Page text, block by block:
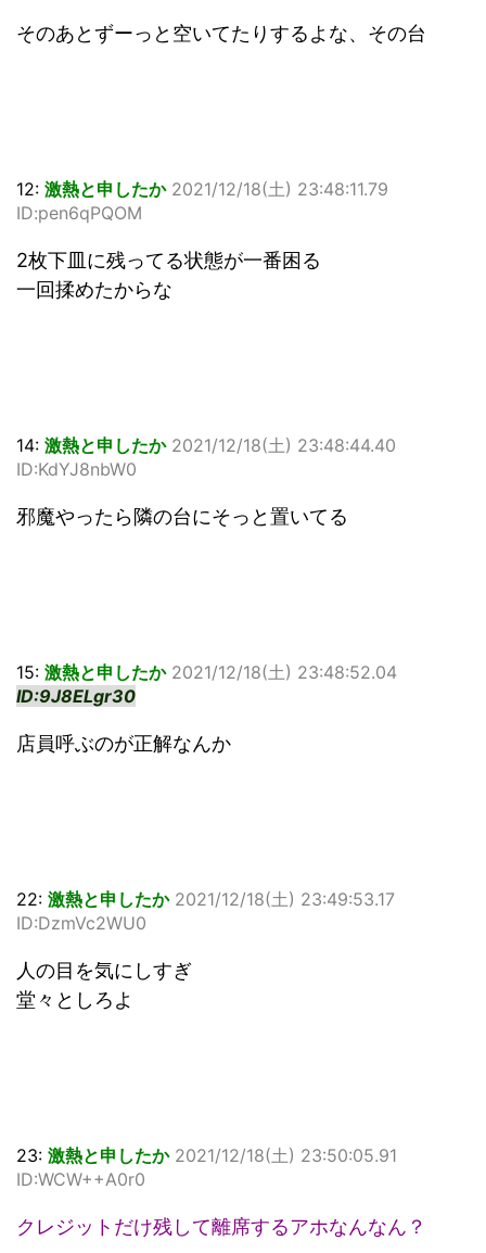
そのあとずーっと空いてたりするよな、その台
12: 激熱と申したか 2021/12/18(土) 23:48:11.79
ID:pen6qPQOM
2枚下皿に残ってる状態が一番困る
一回揉めたからな
14: 激熱と申したか 2021/12/18(土) 23:48:44.40
ID:KdYJ8nbW0
邪魔やったら隣の台にそっと置いてる
15: 激熱と申したか 2021/12/18(土) 23:48:52.04
ID:9J8ELgr30
店員呼ぶのが正解なんか
22: 激熱と申したか 2021/12/18(土) 23:49:53.17
ID:DzmVc2WU0
人の目を気にしすぎ
堂々としろよ
23: 激熱と申したか 2021/12/18(土) 23:50:05.91
ID:WCW++A0r0
クレジットだけ残して離席するアホなんなん？